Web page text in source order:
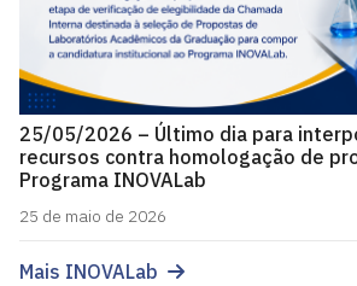
25/05/2026 – Último dia para
recursos contra homologação de
Programa INOVALab
25 de maio de 2026
Mais INOVALab